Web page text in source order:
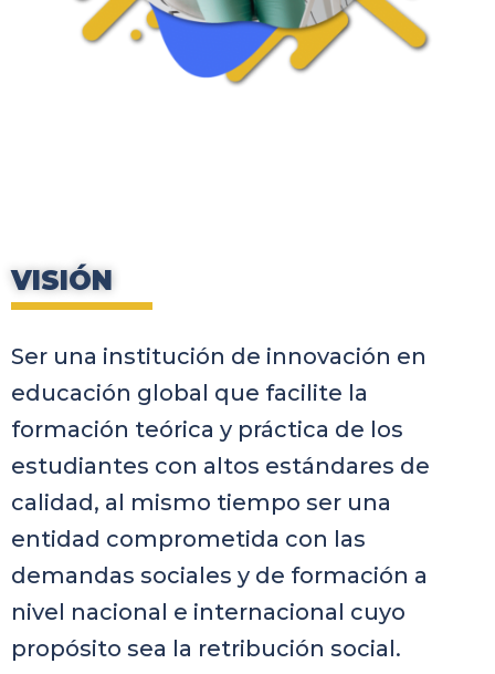
VISIÓN
Ser una institución de innovación en
educación global que facilite la
formación teórica y práctica de los
estudiantes con altos estándares de
calidad, al mismo tiempo ser una
entidad comprometida con las
demandas sociales y de formación a
nivel nacional e internacional cuyo
propósito sea la retribución social.